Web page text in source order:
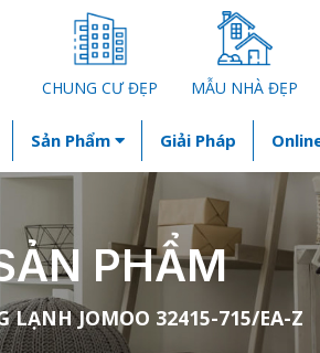
CHUNG CƯ ĐẸP MẪU NHÀ ĐẸP
Sản Phẩm Giải Pháp
PHẨM
LẠNH JOMOO 32415-715/EA-Z